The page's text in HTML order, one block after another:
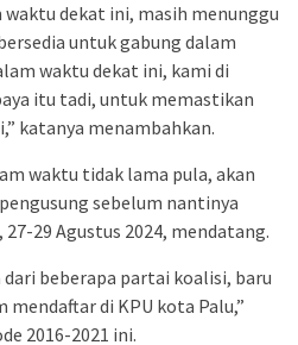
dekat ini, masih menunggu
untuk gabung dalam
waktu dekat ini, kami di
itu tadi, untuk memastikan
katanya menambahkan.
waktu tidak lama pula, akan
sebelum nantinya
29 Agustus 2024, mendatang.
beberapa partai koalisi, baru
di KPU kota Palu,”
2016-2021 ini.